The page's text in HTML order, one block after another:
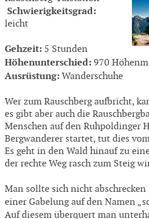
Schwierigkeitsgrad:
leicht
Gehzeit: 5 Stunden
Höhenunterschied: 970
Ausrüstung: Wanderschuhe
Wer zum Rauschberg aufbricht,
es gibt aber auch die
Menschen auf den Ruhpoldinger
Bergwanderer startet, tut dies
Es geht in den Wald hinauf zu
der rechte Weg rasch zum Steig
Man sollte sich nicht
einer Gabelung auf den Namen
Auf diesem überquert man